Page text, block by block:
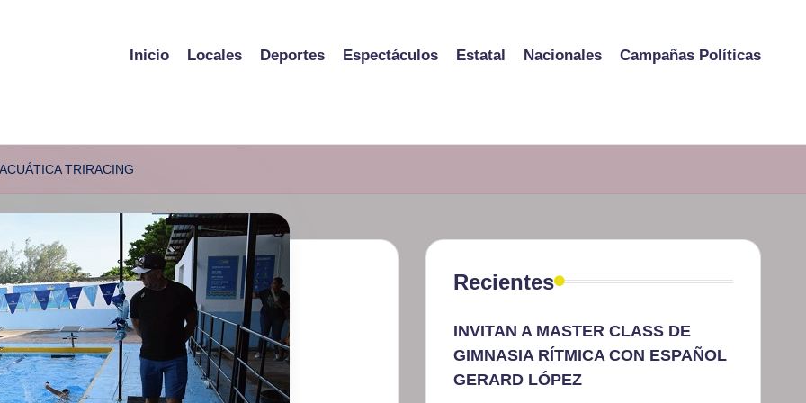
Inicio Locales Deportes Espectáculos Estatal Nacionales Campañas Políticas
TRIRACING
Recientes
INVITAN A MASTER CLASS DE
GIMNASIA RÍTMICA CON ESPAÑOL
GERARD LÓPEZ